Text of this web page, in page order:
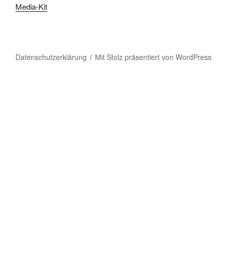
Media-Kit
Datenschutzerklärung Mit Stolz präsentiert von WordPress